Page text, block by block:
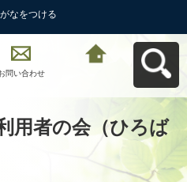
なをつける
問い合わせ
用者の会（ひろば